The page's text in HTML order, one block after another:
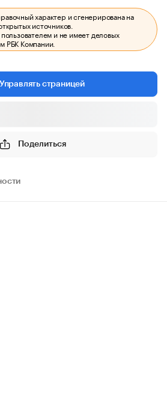
характер и сгенерирована на
источников.
и не имеет деловых
РБК Компании.
Управлять страницей
Поделиться